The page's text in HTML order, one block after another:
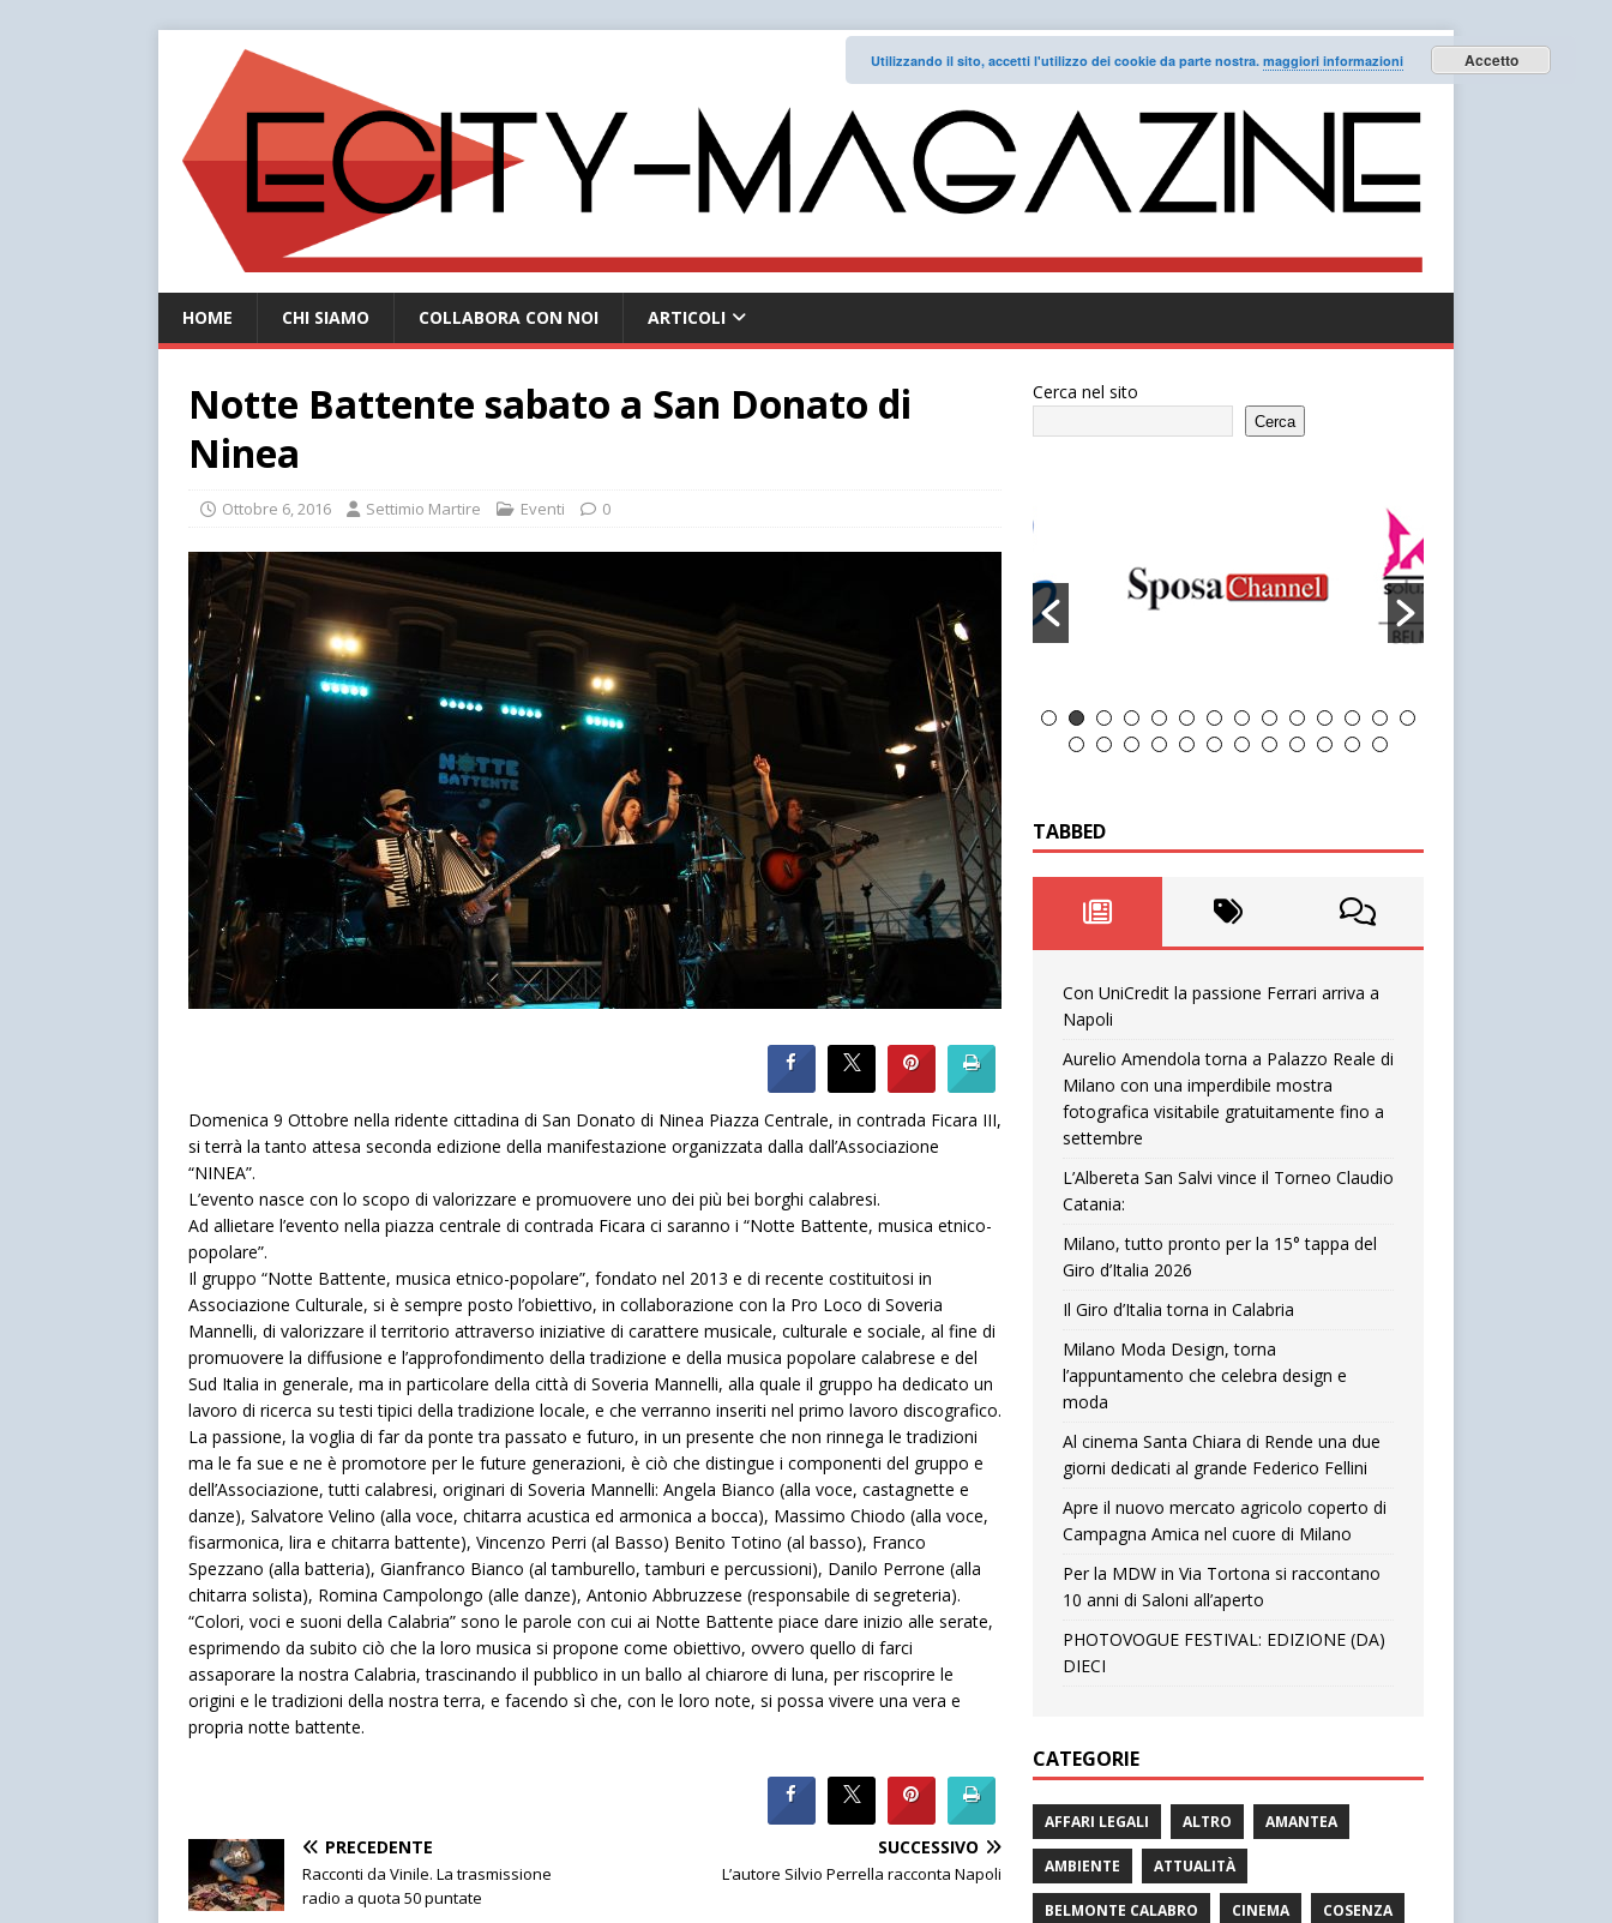
HOME CHI SIAMO COLLABORA CON NOI ARTICOLI
Notte Battente sabato a San Donato di
Ninea
Ottobre 6, 2016 Settimio Martire Eventi 0
Domenica 9 Ottobre nella ridente cittadina di San Donato di Ninea Piazza Centrale, in contrada Ficara III,
si terrà la tanto attesa seconda edizione della manifestazione organizzata dalla dall’Associazione
“NINEA”.
L’evento nasce con lo scopo di valorizzare e promuovere uno dei più bei borghi calabresi.
Ad allietare l’evento nella piazza centrale di contrada Ficara ci saranno i “Notte Battente, musica etnico-
popolare”.
Il gruppo “Notte Battente, musica etnico-popolare”, fondato nel 2013 e di recente costituitosi in
Associazione Culturale, si è sempre posto l’obiettivo, in collaborazione con la Pro Loco di Soveria
Mannelli, di valorizzare il territorio attraverso iniziative di carattere musicale, culturale e sociale, al fine di
promuovere la diffusione e l’approfondimento della tradizione e della musica popolare calabrese e del
Sud Italia in generale, ma in particolare della città di Soveria Mannelli, alla quale il gruppo ha dedicato un
lavoro di ricerca su testi tipici della tradizione locale, e che verranno inseriti nel primo lavoro discografico.
La passione, la voglia di far da ponte tra passato e futuro, in un presente che non rinnega le tradizioni
ma le fa sue e ne è promotore per le future generazioni, è ciò che distingue i componenti del gruppo e
dell’Associazione, tutti calabresi, originari di Soveria Mannelli: Angela Bianco (alla voce, castagnette e
danze), Salvatore Velino (alla voce, chitarra acustica ed armonica a bocca), Massimo Chiodo (alla voce,
fisarmonica, lira e chitarra battente), Vincenzo Perri (al Basso) Benito Totino (al basso), Franco
Spezzano (alla batteria), Gianfranco Bianco (al tamburello, tamburi e percussioni), Danilo Perrone (alla
chitarra solista), Romina Campolongo (alle danze), Antonio Abbruzzese (responsabile di segreteria).
“Colori, voci e suoni della Calabria” sono le parole con cui ai Notte Battente piace dare inizio alle serate,
esprimendo da subito ciò che la loro musica si propone come obiettivo, ovvero quello di farci
assaporare la nostra Calabria, trascinando il pubblico in un ballo al chiarore di luna, per riscoprire le
origini e le tradizioni della nostra terra, e facendo sì che, con le loro note, si possa vivere una vera e
propria notte battente.
PRECEDENTE
Racconti da Vinile. La trasmissione
radio a quota 50 puntate
SUCCESSIVO
L’autore Silvio Perrella racconta Napoli
Cerca nel sito
Cerca
TABBED
Con UniCredit la passione Ferrari arriva a
Napoli
Aurelio Amendola torna a Palazzo Reale di
Milano con una imperdibile mostra
fotografica visitabile gratuitamente fino a
settembre
L’Albereta San Salvi vince il Torneo Claudio
Catania:
Milano, tutto pronto per la 15° tappa del
Giro d’Italia 2026
Il Giro d’Italia torna in Calabria
Milano Moda Design, torna
l’appuntamento che celebra design e
moda
Al cinema Santa Chiara di Rende una due
giorni dedicati al grande Federico Fellini
Apre il nuovo mercato agricolo coperto di
Campagna Amica nel cuore di Milano
Per la MDW in Via Tortona si raccontano
10 anni di Saloni all’aperto
PHOTOVOGUE FESTIVAL: EDIZIONE (DA)
DIECI
CATEGORIE
AFFARI LEGALI ALTRO AMANTEA
AMBIENTE ATTUALITÀ
BELMONTE CALABRO CINEMA COSENZA
Utilizzando il sito, accetti l'utilizzo dei cookie da parte nostra. maggiori informazioni Accetto